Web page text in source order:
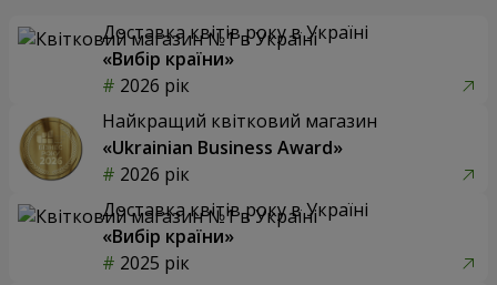
Доставка квітів року в Україні
«Вибір країни»
2026 рік
Найкращий квітковий магазин
«Ukrainian Business Award»
2026 рік
Доставка квітів року в Україні
«Вибір країни»
2025 рік